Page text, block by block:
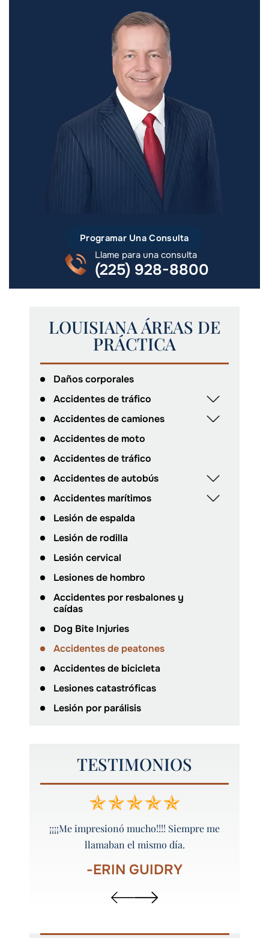
Programar Una Consulta
Llame para una consulta
(225) 928-8800
LOUISIANA ÁREAS DE
PRÁCTICA
Daños corporales
Accidentes de tráfico
Accidentes de camiones
Accidentes de moto
Accidentes de tráfico
Accidentes de autobús
Accidentes marítimos
Lesión de espalda
Lesión de rodilla
Lesión cervical
Lesiones de hombro
Accidentes por resbalones y
caídas
Dog Bite Injuries
Accidentes de peatones
Accidentes de bicicleta
Lesiones catastróficas
Lesión por parálisis
TESTIMONIOS
¡¡¡¡Me impresionó mucho!!!! Siempre me
llamaban el mismo día.
-ERIN GUIDRY